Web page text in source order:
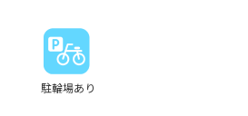
駐輪場あり